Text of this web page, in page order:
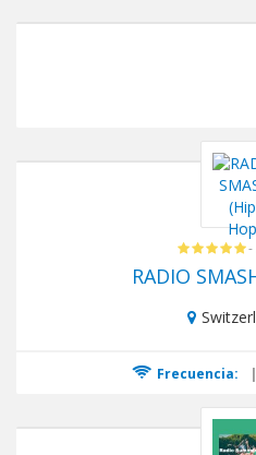
-
RADIO
Frecuencia: |